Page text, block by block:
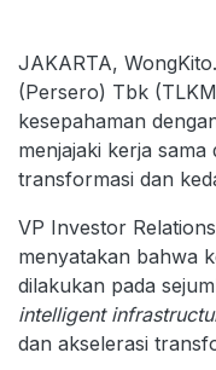
JAKARTA,
(Persero) Tbk
kesepahaman
menjajaki kerja
transformasi dan
VP Investor
menyatakan bahwa
dilakukan pada
intelligent
dan akselerasi